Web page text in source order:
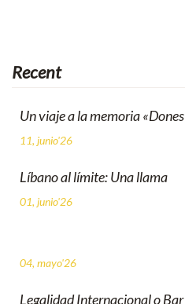
Recent
Un viaje a la memoria «Dones
11, junio'26
Líbano al límite: Una llama
01, junio'26
04, mayo'26
Legalidad Internacional o Bar